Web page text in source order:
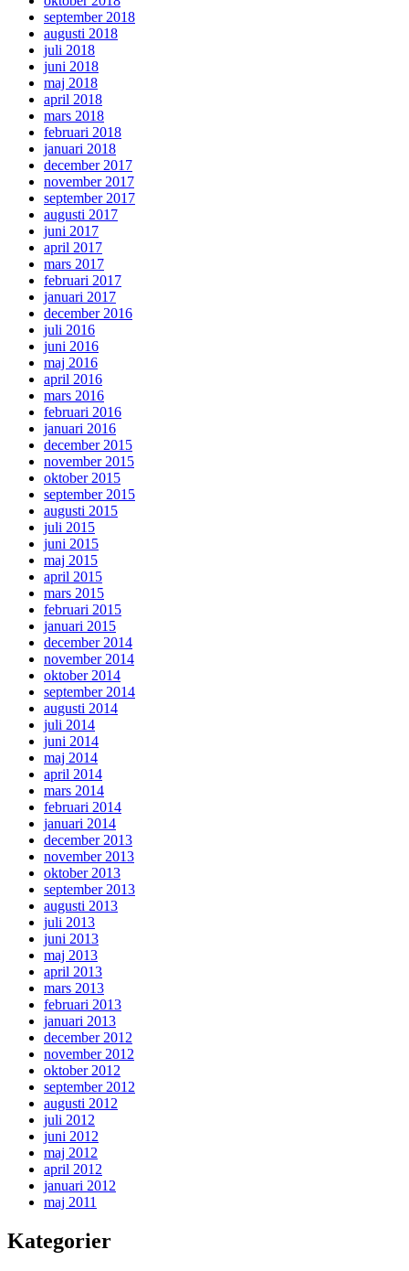
september 2018
augusti 2018
juli 2018
juni 2018
maj 2018
april 2018
mars 2018
februari 2018
januari 2018
december 2017
november 2017
september 2017
augusti 2017
juni 2017
april 2017
mars 2017
februari 2017
januari 2017
december 2016
juli 2016
juni 2016
maj 2016
april 2016
mars 2016
februari 2016
januari 2016
december 2015
november 2015
oktober 2015
september 2015
augusti 2015
juli 2015
juni 2015
maj 2015
april 2015
mars 2015
februari 2015
januari 2015
december 2014
november 2014
oktober 2014
september 2014
augusti 2014
juli 2014
juni 2014
maj 2014
april 2014
mars 2014
februari 2014
januari 2014
december 2013
november 2013
oktober 2013
september 2013
augusti 2013
juli 2013
juni 2013
maj 2013
april 2013
mars 2013
februari 2013
januari 2013
december 2012
november 2012
oktober 2012
september 2012
augusti 2012
juli 2012
juni 2012
maj 2012
april 2012
januari 2012
maj 2011
Kategorier